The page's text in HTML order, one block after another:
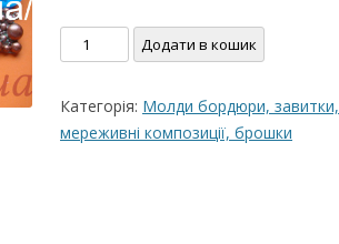
Силіконовий
молд
бульбашки"
кількість
Додати в кошик
Категорія: Молди бордюри, завитки,
мереживні композиції, брошки